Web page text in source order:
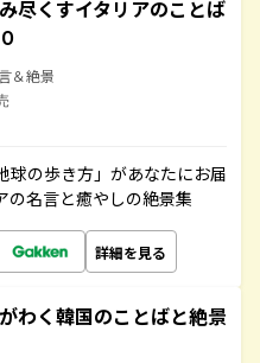
尽くすイタリアのことば
＆絶景
球の歩き方」があなたにお届
の名言と癒やしの絶景集
詳細を見る
わく韓国のことばと絶景